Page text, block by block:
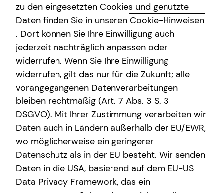
Kindervorsorge
Sach- und Vermögenssicherung
Expat
In der Videoberatung erhältst du von mir Antworten auf
deine persönlichen Finanzfragen im digitalen Gespräch.
Stelle jetzt gemeinsam mit mir deinen eigenen Finanzplan
auf oder lass deine Versicherungs- und Finanzverträge
checken, um monatlich zu sparen oder mehr Leistung zu
bekommen! Ich berate dich persönlich, direkt und
unkompliziert – ganz bequem per Video.
Die Vorteile meiner Videoberatung
Unkompliziert und ortsunabhängig Finanzen
checken
Keine Installation einer zusätzlichen Software oder
zu den eingesetzten Cookies und genutzte
Daten finden Sie in unseren Cookie-Hinweisen
. Dort können Sie Ihre Einwilligung auch
jederzeit nachträglich anpassen oder
widerrufen. Wenn Sie Ihre Einwilligung
widerrufen, gilt das nur für die Zukunft; alle
vorangegangenen Datenverarbeitungen
bleiben rechtmäßig (Art. 7 Abs. 3 S. 3
DSGVO). Mit Ihrer Zustimmung verarbeiten wir
Daten auch in Ländern außerhalb der EU/EWR,
wo möglicherweise ein geringerer
Datenschutz als in der EU besteht. Wir senden
Daten in die USA, basierend auf dem EU-US
Data Privacy Framework, das ein